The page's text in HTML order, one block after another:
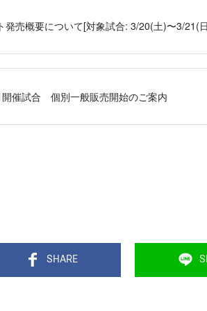
売概要について[対象試合: 3/20(土)〜3/21(
開催試合 個別一般販売開始のご案内
SHARE